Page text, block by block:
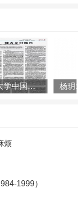
模式。要发挥
式契约式利益分
经营，让农民分
务组织，通过土
扶持政策，提高
村改革，主线
年中央一号文件
湖南师范大学中国乡村振兴研究院课题组:展现首倡之为 接力乡村
烦
1999）